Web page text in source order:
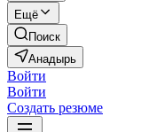
Ещё
Поиск
Анадырь
Войти
Войти
Создать резюме